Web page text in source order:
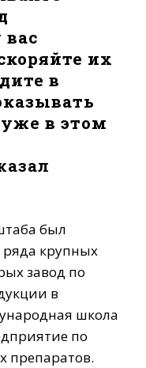
их
в
в этом
был
ряда крупных
завод по
в
школа
по
препаратов.